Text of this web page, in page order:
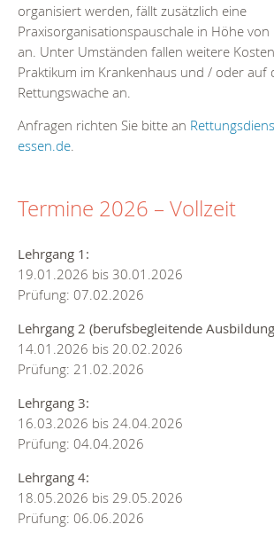
organisiert werden, fällt zusätzlich eine
Praxisorganisationspauschale in Höhe
an. Unter Umständen fallen weitere
Praktikum im Krankenhaus und / oder auf
Rettungswache an.
Anfragen richten Sie bitte an
essen.de.
Termine 2026 – Vollzeit
Lehrgang 1:
19.01.2026 bis 30.01.2026
Prüfung: 07.02.2026
Lehrgang 2 (berufsbegleitende
14.01.2026 bis 20.02.2026
Prüfung: 21.02.2026
Lehrgang 3:
16.03.2026 bis 24.04.2026
Prüfung: 04.04.2026
Lehrgang 4:
18.05.2026 bis 29.05.2026
Prüfung: 06.06.2026